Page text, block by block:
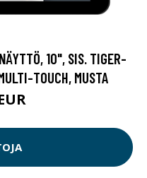
10", SIS. TIGER-
TOUCH, MUSTA